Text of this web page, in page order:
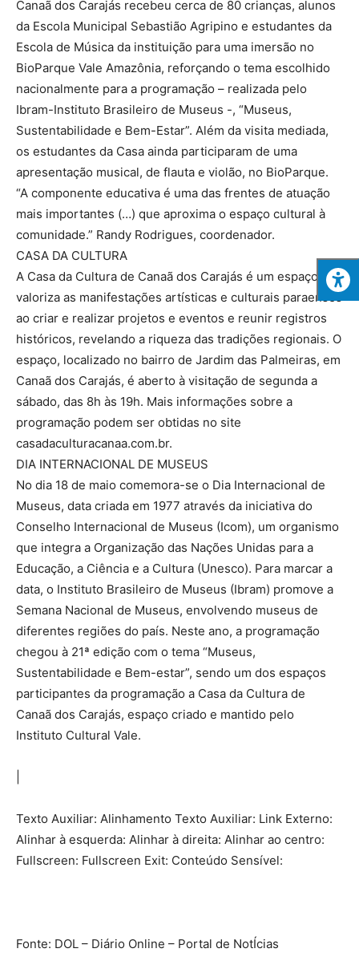
Canaã dos Carajás recebeu cerca de 80 crianças, alunos
da Escola Municipal Sebastião Agripino e estudantes da
Escola de Música da instituição para uma imersão no
BioParque Vale Amazônia, reforçando o tema escolhido
nacionalmente para a programação – realizada pelo
Ibram-Instituto Brasileiro de Museus -, “Museus,
Sustentabilidade e Bem-Estar”. Além da visita mediada,
os estudantes da Casa ainda participaram de uma
apresentação musical, de flauta e violão, no BioParque.
“A componente educativa é uma das frentes de atuação
mais importantes (…) que aproxima o espaço cultural à
comunidade.” Randy Rodrigues, coordenador.
CASA DA CULTURA
A Casa da Cultura de Canaã dos Carajás é um espaço que
valoriza as manifestações artísticas e culturais paraenses
ao criar e realizar projetos e eventos e reunir registros
históricos, revelando a riqueza das tradições regionais. O
espaço, localizado no bairro de Jardim das Palmeiras, em
Canaã dos Carajás, é aberto à visitação de segunda a
sábado, das 8h às 19h. Mais informações sobre a
programação podem ser obtidas no site
casadaculturacanaa.com.br.
DIA INTERNACIONAL DE MUSEUS
No dia 18 de maio comemora-se o Dia Internacional de
Museus, data criada em 1977 através da iniciativa do
Conselho Internacional de Museus (Icom), um organismo
que integra a Organização das Nações Unidas para a
Educação, a Ciência e a Cultura (Unesco). Para marcar a
data, o Instituto Brasileiro de Museus (Ibram) promove a
Semana Nacional de Museus, envolvendo museus de
diferentes regiões do país. Neste ano, a programação
chegou à 21ª edição com o tema “Museus,
Sustentabilidade e Bem-estar”, sendo um dos espaços
participantes da programação a Casa da Cultura de
Canaã dos Carajás, espaço criado e mantido pelo
Instituto Cultural Vale.
Texto Auxiliar: Alinhamento Texto Auxiliar: Link Externo:
Alinhar à esquerda: Alinhar à direita: Alinhar ao centro:
Fullscreen: Fullscreen Exit: Conteúdo Sensível:
Fonte: DOL – Diário Online – Portal de NotÍcias